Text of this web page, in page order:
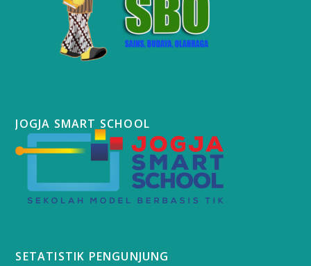
JOGJA SMART SCHOOL
SETATISTIK PENGUNJUNG